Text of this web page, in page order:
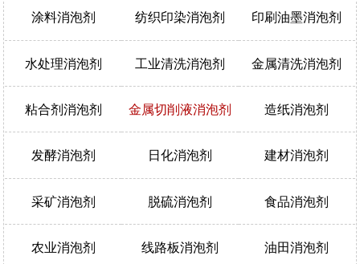
涂料消泡剂 纺织印染消泡剂 印刷油墨消泡剂
水处理消泡剂 工业清洗消泡剂 金属清洗消泡剂
粘合剂消泡剂 金属切削液消泡剂 造纸消泡剂
发酵消泡剂 日化消泡剂 建材消泡剂
采矿消泡剂 脱硫消泡剂 食品消泡剂
农业消泡剂 线路板消泡剂 油田消泡剂